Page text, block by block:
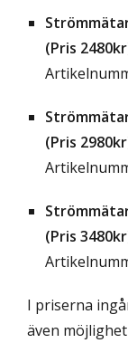
(Pris
(Pris
(Pris
I priserna
även